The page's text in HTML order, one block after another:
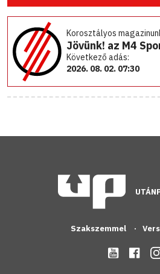
Korosztályos
Jövünk! az M4
Következő adás:
2026. 08. 02. 07:30
Szakszemmel